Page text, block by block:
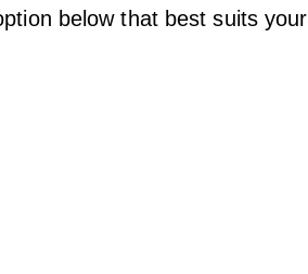
below that best suits your